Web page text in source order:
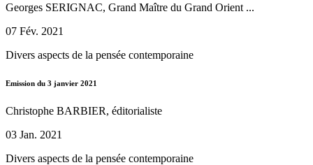
Georges SERIGNAC, Grand Maître du Grand Orient ...
07 Fév. 2021
Divers aspects de la pensée contemporaine
Emission du 3 janvier 2021
Christophe BARBIER, éditorialiste
03 Jan. 2021
Divers aspects de la pensée contemporaine